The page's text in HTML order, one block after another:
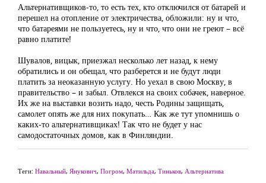
Альтернативщиков-то, то есть тех, кто отключился от батарей и
перешел на отопление от электричества, обложили: ну и что,
что батареями не пользуетесь, ну и что, что они не греют – всё
равно платите!
Шувалов, вицык, приезжал несколько лет назад, к нему
обратились и он обещал, что разберется и не будут люди
платить за неоказанную услугу. Но уехал в свою Москву, в
правительство – и забыл. Отвлекся на своих собачек, наверное.
Их же на выставки возить надо, честь Родины защищать,
самолет опять же для них покупать… Как же тут упомнишь о
каких-то альтернативщиках! Так что не будет у нас
самодостаточных домов, как в Финляндии.
Теги: Навальный, Янукович, Погром, Матильда, Тиньков, Альтернатива